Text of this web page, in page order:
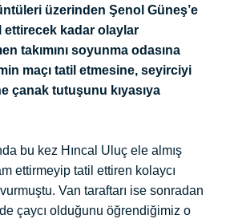
üzerinden Şenol Güneş’e
ettirecek kadar olaylar
takımını soyunma odasına
maçı tatil etmesine, seyirciyi
çanak tutuşunu kıyasıya
bu kez Hıncal Uluç ele almış
ettirmeyip tatil ettiren kolaycı
Van taraftarı ise sonradan
çaycı olduğunu öğrendiğimiz o